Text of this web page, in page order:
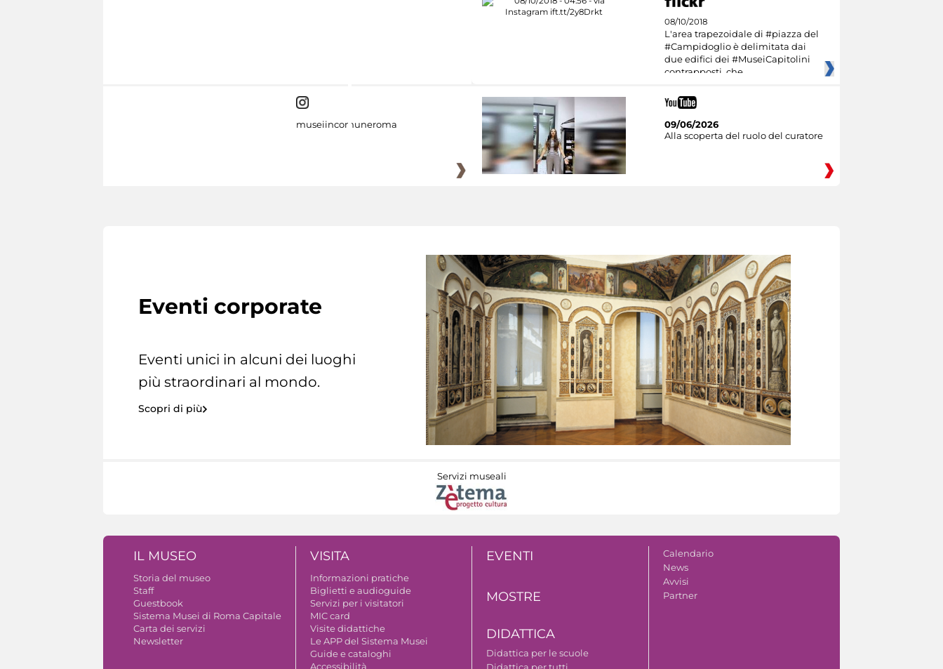
08/10/2018
L'area trapezoidale di #piazza del
#Campidoglio è delimitata dai
due edifici dei #MuseiCapitolini
contrapposti, che
museiincomuneroma
09/06/2026
Alla scoperta del ruolo del curatore
Eventi corporate
Eventi unici in alcuni dei luoghi
più straordinari al mondo.
Scopri di più
Servizi museali
IL MUSEO
Storia del museo
Staff
Guestbook
Sistema Musei di Roma Capitale
Carta dei servizi
Newsletter
VISITA
Informazioni pratiche
Biglietti e audioguide
Servizi per i visitatori
MIC card
Visite didattiche
Le APP del Sistema Musei
Guide e cataloghi
Accessibilità
EVENTI
MOSTRE
DIDATTICA
Didattica per le scuole
Calendario
News
Avvisi
Partner